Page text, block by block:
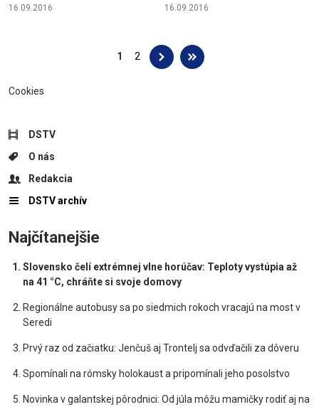
16.09.2016 16.09.2016
1 2
Cookies
DSTV
O nás
Redakcia
DSTV archív
Najčítanejšie
Slovensko čelí extrémnej vlne horúčav: Teploty vystúpia až
na 41 °C, chráňte si svoje domovy
Regionálne autobusy sa po siedmich rokoch vracajú na most v
Seredi
Prvý raz od začiatku: Jenčuš aj Trontelj sa odvďačili za dôveru
Spomínali na rómsky holokaust a pripomínali jeho posolstvo
Novinka v galantskej pôrodnici: Od júla môžu mamičky rodiť aj na